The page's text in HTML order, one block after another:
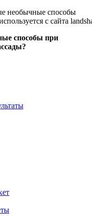
с сайта
способы при